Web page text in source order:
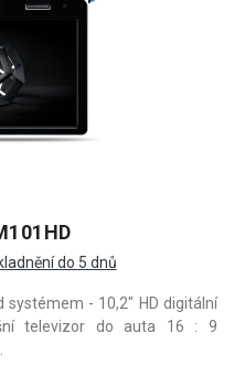
do 5 dnů
- 10,2" HD digitální
televizor do auta 16 : 9